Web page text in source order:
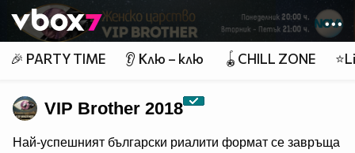
👾
🎉 PARTY TIME 👂 Клю – клю 🪀CHILL ZONE
VIP Brother 2018
Най-успешният български риалити формат се завръща